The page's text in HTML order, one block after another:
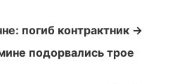
погиб контрактник →
подорвались трое